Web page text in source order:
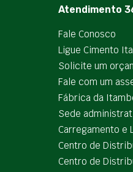
Atendimento
Fale Conosco
Ligue Cimento
Solicite um
Fale com um
Fábrica da
Sede
Carregamento e
Centro de
Centro de